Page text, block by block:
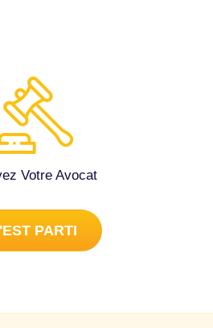
de Charente. Voila rapidement
Droit civil et familial à La
Votre Avocat
PARTI